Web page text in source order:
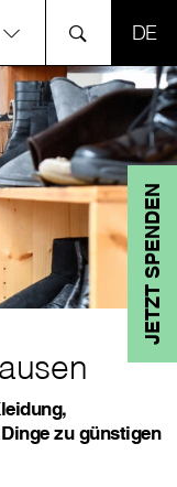
JETZT SPENDEN
zu günstigen